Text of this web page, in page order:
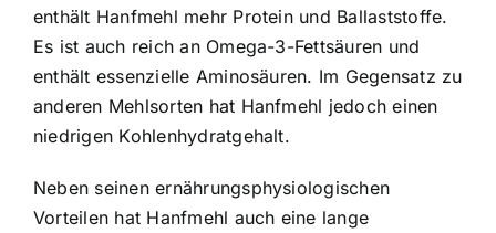
enthält Hanfmehl mehr Protein und Ballaststoffe.
Es ist auch reich an Omega-3-Fettsäuren und
enthält essenzielle Aminosäuren. Im Gegensatz zu
anderen Mehlsorten hat Hanfmehl jedoch einen
niedrigen Kohlenhydratgehalt.
Neben seinen ernährungsphysiologischen
Vorteilen hat Hanfmehl auch eine lange